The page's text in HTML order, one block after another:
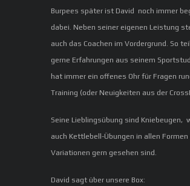
Burpees später ist David noch immer
dabei. Neben seiner eigenen Leistung
auch das Coachen im Vordergrund. So
gerne Erfahrungen aus seinem
hat immer ein offenes Ohr für Fragen
Training (oder Neuigkeiten aus der
Seine Lieblingsübung sind Kniebeugen,
auch Kettlebell-Übungen in allen Formen
Variationen gern gesehen sind.
David sagt über unsere Box: